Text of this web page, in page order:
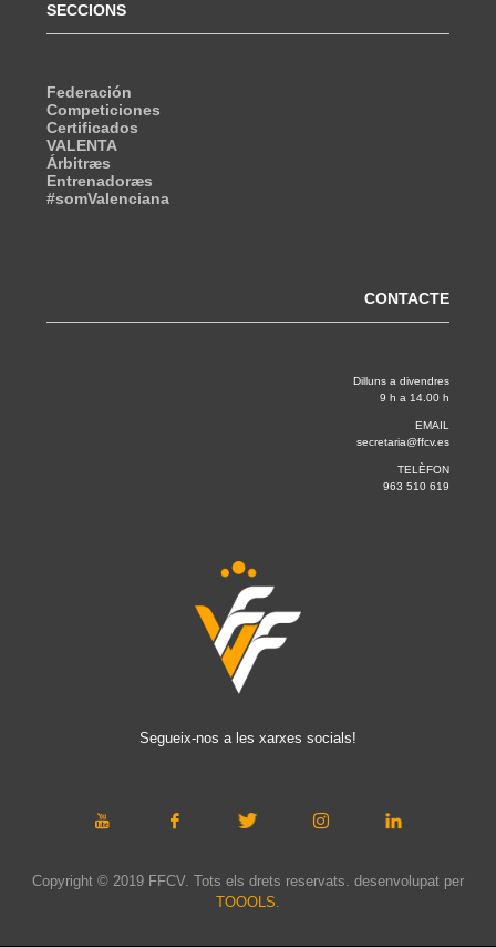
SECCIONS
Federación
Competiciones
Certificados
VALENTA
Árbitræs
Entrenadoræs
#somValenciana
CONTACTE
Dilluns a divendres
9 h a 14.00 h
EMAIL
secretaria@ffcv.es
TELÈFON
963 510 619
Segueix-nos a les xarxes socials!
Copyright © 2019 FFCV. Tots els drets reservats. desenvolupat per
TOOOLS.